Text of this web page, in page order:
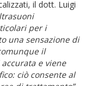
il dott. Luigi
per i
una sensazione di
il
e viene
ciò consente al